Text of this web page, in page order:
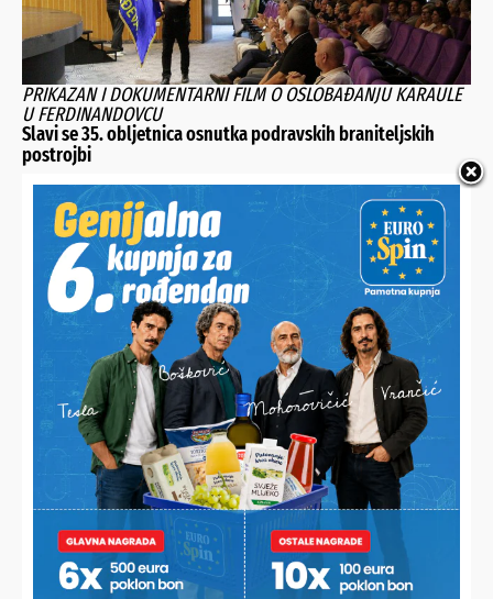
PRIKAZAN I DOKUMENTARNI FILM O OSLOBAĐANJU KARAULE
U FERDINANDOVCU
Slavi se 35. obljetnica osnutka podravskih braniteljskih
postrojbi
INAČE VOZI ELEKTRIČNI ROMOBIL
Uporni ponavljač prometnih prekršaja umalo ostavio oca
bez Golfa